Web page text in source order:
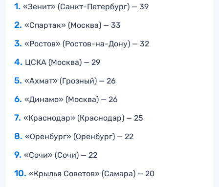
«Зенит» (Санкт-Петербург) — 39
«Спартак» (Москва) — 33
«Ростов» (Ростов-на-Дону) — 32
ЦСКА (Москва) — 29
«Ахмат» (Грозный) — 26
«Динамо» (Москва) — 26
«Краснодар» (Краснодар) — 25
«Оренбург» (Оренбург) — 22
«Сочи» (Сочи) — 22
«Крылья Советов» (Самара) — 20